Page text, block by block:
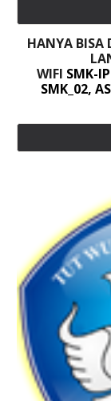
HANYA BISA
WIFI SMK-
SMK_02,